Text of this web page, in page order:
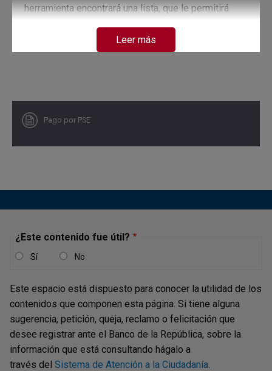
Pago por PSE
herramienta encontrará una lista, que le permitirá
Al seleccionar alguno de los tipos de recaudo
disponibles, se le habilitará un formulario. Digite en
despliegan para cada tipo:
Pagos a créditos de vivienda:
realiza el pago
Humana (DSGH):
número de identificación de la persona que
realiza el pago
nombre del depositante
correo electrónico
número de teléfono
detalle del pago
Pagos de temas culturales:
Leer más
¿Este contenido fue útil?
Sí No
Este espacio está dispuesto para conocer la utilidad de los
contenidos que componen esta página. Si tiene alguna
sugerencia, petición, queja, reclamo o felicitación que
desee registrar ante el Banco de la República, sobre la
información que está consultando hágalo a
través del Sistema de Atención a la Ciudadanía